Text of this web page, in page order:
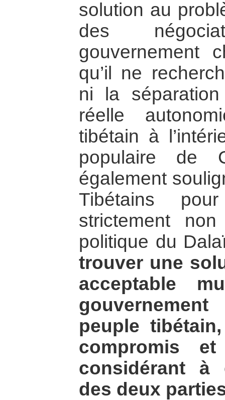
solution au
des
gouvernement
qu’il ne
ni la
réelle
tibétain à
populaire de
également
Tibétains
strictement
politique du
trouver une
acceptable
peuple
compromis
considérant à
des deux